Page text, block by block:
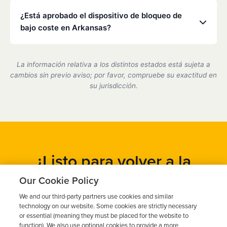
visitas rápidas.
te mudas o viajas, podemos ayudarte a coordinar el
servicio en uno de nuestros centros asociados.
¿Está aprobado el dispositivo de bloqueo de
bajo coste en Arkansas?
de encendido certificado por el estado de Arkansas
y cumplimos plenamente con todos los requisitos
del Departamento de Tráfico.
La información relativa a los distintos estados está sujeta a
cambios sin previo aviso; por favor, compruebe su exactitud en
su jurisdicción.
¿Listo para volver a la
carretera?
Obtén un presupuesto gratuito en cuestión de minutos y
programa tu instalación hoy mismo.
Our Cookie Policy
We and our third-party partners use cookies and similar
technology on our website. Some cookies are strictly necessary
or essential (meaning they must be placed for the website to